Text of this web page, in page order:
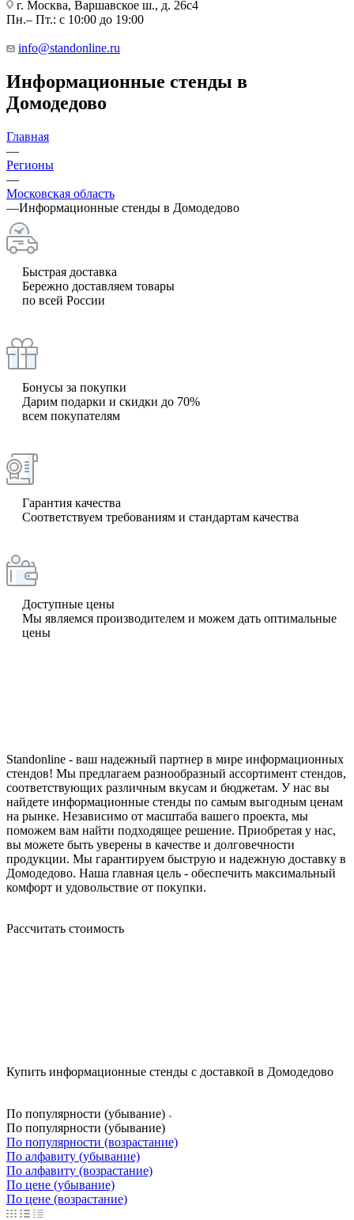
г. Москва, Варшавское ш., д. 26с4
Пн.– Пт.: с 10:00 до 19:00
info@standonline.ru
Информационные стенды в
Домодедово
Главная
—
Регионы
—
Московская область
—Информационные стенды в Домодедово
Быстрая доставка
Бережно доставляем товары
по всей России
Бонусы за покупки
Дарим подарки и скидки до 70%
всем покупателям
Гарантия качества
Соответствуем требованиям и стандартам качества
Доступные цены
Мы являемся производителем и можем дать оптимальные
цены
Standonline - ваш надежный партнер в мире информационных
стендов! Мы предлагаем разнообразный ассортимент стендов,
соответствующих различным вкусам и бюджетам. У нас вы
найдете информационные стенды по самым выгодным ценам
на рынке. Независимо от масштаба вашего проекта, мы
поможем вам найти подходящее решение. Приобретая у нас,
вы можете быть уверены в качестве и долговечности
продукции. Мы гарантируем быструю и надежную доставку в
Домодедово. Наша главная цель - обеспечить максимальный
комфорт и удовольствие от покупки.
Рассчитать стоимость
Купить информационные стенды с доставкой в Домодедово
По популярности (убывание)
По популярности (убывание)
По популярности (возрастание)
По алфавиту (убывание)
По алфавиту (возрастание)
По цене (убывание)
По цене (возрастание)